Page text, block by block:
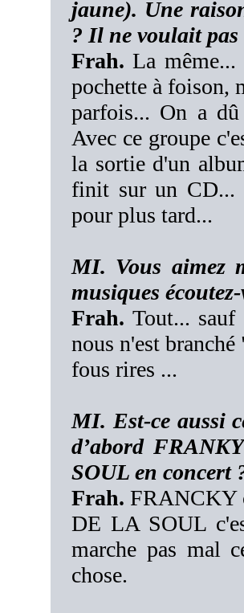
jaune). Une
? Il ne voulait pas
Frah. La
pochette à foison,
parfois... On a
Avec ce groupe
la sortie d'un
finit sur un CD...
pour plus tard...
MI. Vous aimez
musiques
Frah. Tout...
nous n'est
fous rires ...
MI. Est-ce aussi
d’abord
SOUL en concert
Frah. FRANCKY
DE LA SOUL
marche pas mal
chose.